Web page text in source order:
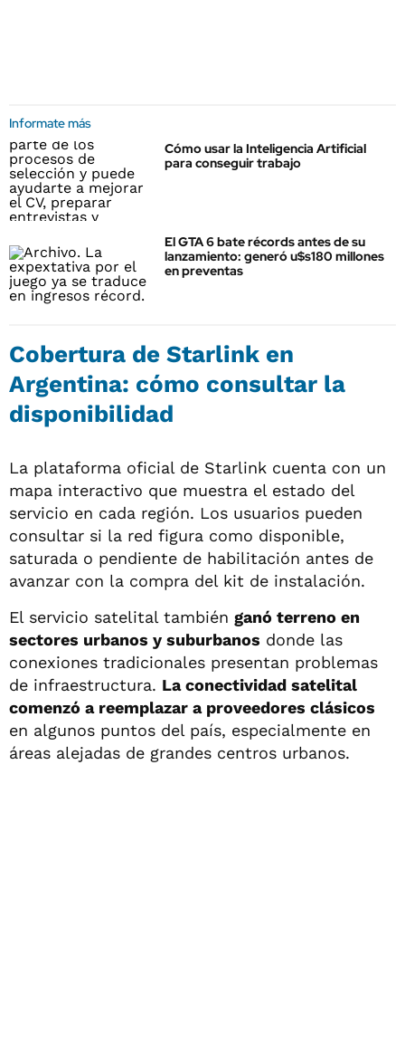
Informate más
Cómo usar la Inteligencia Artificial
para conseguir trabajo
El GTA 6 bate récords antes de su
lanzamiento: generó u$s180 millones
en preventas
Cobertura de Starlink en
Argentina: cómo consultar la
disponibilidad
La plataforma oficial de Starlink cuenta con un
mapa interactivo que muestra el estado del
servicio en cada región. Los usuarios pueden
consultar si la red figura como disponible,
saturada o pendiente de habilitación antes de
avanzar con la compra del kit de instalación.
El servicio satelital también ganó terreno en
sectores urbanos y suburbanos donde las
conexiones tradicionales presentan problemas
de infraestructura. La conectividad satelital
comenzó a reemplazar a proveedores clásicos
en algunos puntos del país, especialmente en
áreas alejadas de grandes centros urbanos.